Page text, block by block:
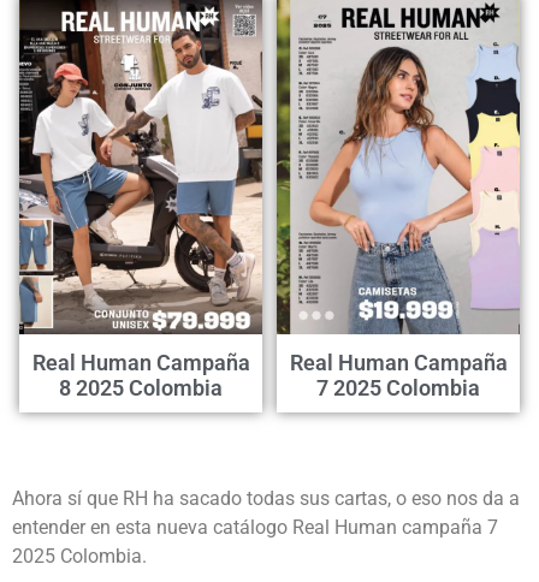
Real Human Campaña
8 2025 Colombia
Real Human Campaña
7 2025 Colombia
Ahora sí que RH ha sacado todas sus cartas, o eso nos da a
entender en esta nueva catálogo Real Human campaña 7
2025 Colombia.